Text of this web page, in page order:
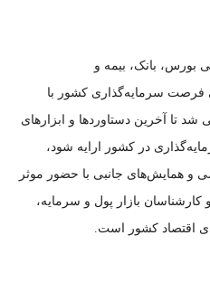
بورس، بانک، بیمه و
سرمایه‌گذاری کشور با
تا آخرین دستاوردها و ابزارهای
در کشور ارایه شود،
و همایش‌های جانبی با حضور موثر
بازار پول و سرمایه،
اقتصاد کشور است.